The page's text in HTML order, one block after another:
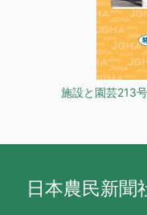
施設と園芸213
日本農民新聞